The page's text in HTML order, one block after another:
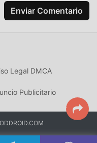
Enviar Comentario
Legal DMCA
Publicitario